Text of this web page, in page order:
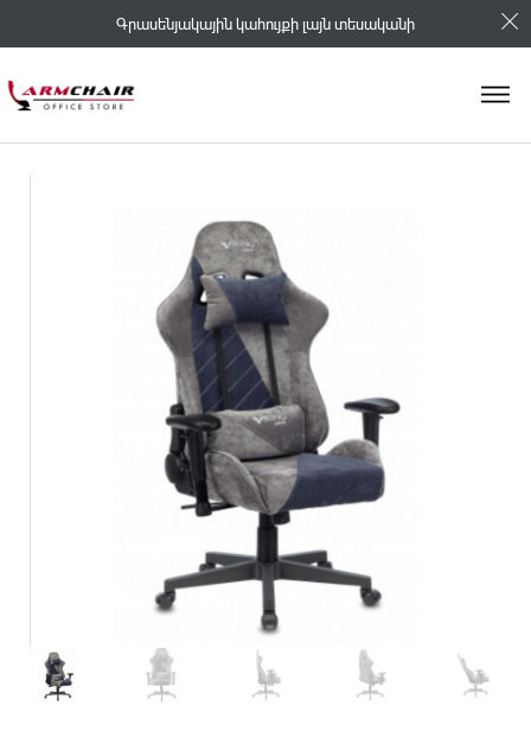
Գրասենյակային կահույքի լայն տեսականի